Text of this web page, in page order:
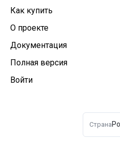
Как купить
О проекте
Документация
Полная версия
Войти
Страна